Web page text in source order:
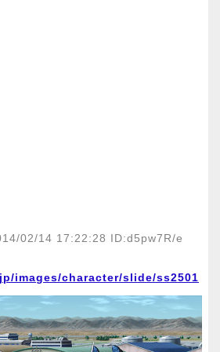
02/14 17:22:28 ID:d5pw7R/e
images/character/slide/ss2501